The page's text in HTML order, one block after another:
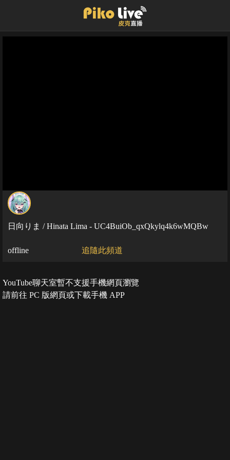
日向りま / Hinata Lima - UC4BuiOb_qxQkylq4k6wMQBw
offline 追隨此頻道
YouTube聊天室暫不支援手機網頁瀏覽
請前往 PC 版網頁或下載手機 APP